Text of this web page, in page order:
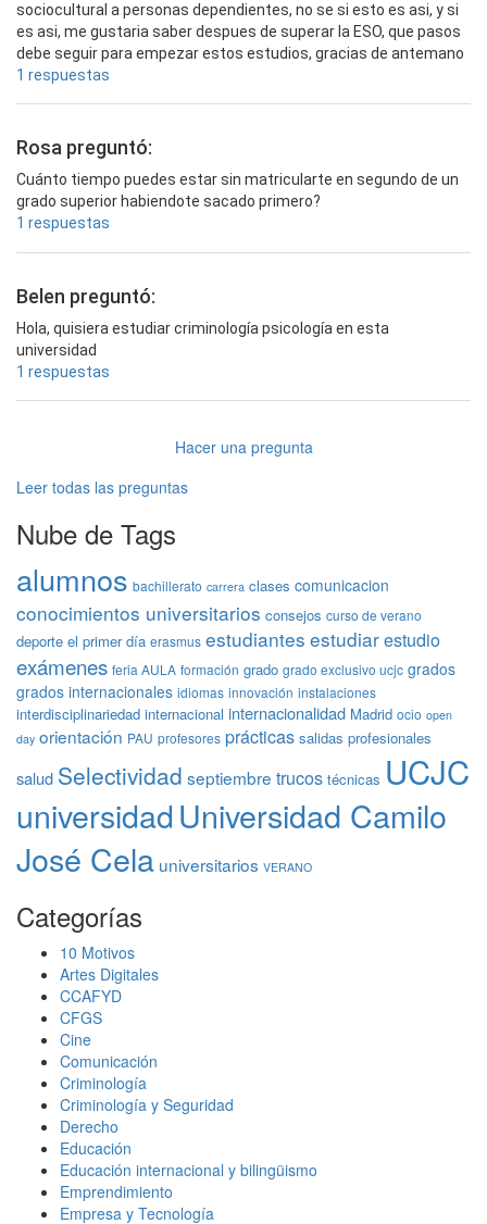
sociocultural a personas dependientes, no se si esto es asi, y si
es asi, me gustaria saber despues de superar la ESO, que pasos
debe seguir para empezar estos estudios, gracias de antemano
1 respuestas
Rosa preguntó:
Cuánto tiempo puedes estar sin matricularte en segundo de un
grado superior habiendote sacado primero?
1 respuestas
Belen preguntó:
Hola, quisiera estudiar criminología psicología en esta
universidad
1 respuestas
Hacer una pregunta
Leer todas las preguntas
Nube de Tags
alumnos bachillerato carrera clases comunicacion
conocimientos universitarios consejos curso de verano
deporte el primer día erasmus estudiantes estudiarestudio
exámenes feria AULA formación grado grado exclusivo ucjc grados
grados internacionales idiomas innovación instalaciones
interdisciplinariedad internacional internacionalidad Madrid ocio open
day orientación PAU profesores prácticas salidas profesionales
salud Selectividad septiembre trucos técnicas UCJC
universidadUniversidad Camilo
José Cela universitarios VERANO
Categorías
10 Motivos
Artes Digitales
CCAFYD
CFGS
Cine
Comunicación
Criminología
Criminología y Seguridad
Derecho
Educación
Educación internacional y bilingüismo
Emprendimiento
Empresa y Tecnología